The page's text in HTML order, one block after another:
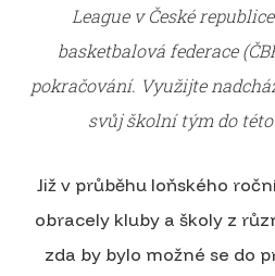
League v České
basketbalová federace
pokračování. Využijte
svůj školní tým do této
Již v průběhu loňského
obracely kluby a školy z
zda by bylo možné se do